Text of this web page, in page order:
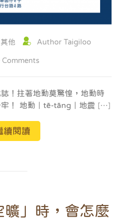
其他 Author Taigiloo
Comments
！拄著地動莫驚惶，地動時
！ 地動｜tē-tāng｜地震 […]
續閱讀
曠」時，會怎麼